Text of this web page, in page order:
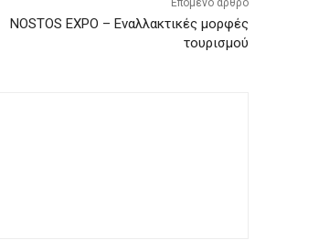
NOSTOS EXPO – Εναλλακτικές μορφές
τουρισμού